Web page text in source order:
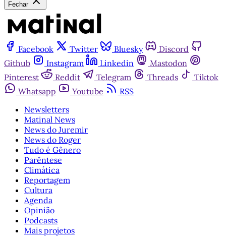
Fechar
Facebook Twitter Bluesky
Discord
Github
Instagram Linkedin
Mastodon
Pinterest
Reddit Telegram Threads
Tiktok
Whatsapp
Youtube
RSS
Newsletters
Matinal News
News do Juremir
News do Roger
Tudo é Gênero
Parêntese
Climática
Reportagem
Cultura
Agenda
Opinião
Podcasts
Mais projetos